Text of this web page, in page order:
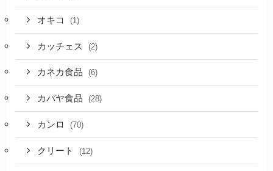
オキコ (1)
カッチェス (2)
カネカ食品 (6)
カバヤ食品 (28)
カンロ (70)
クリート (12)